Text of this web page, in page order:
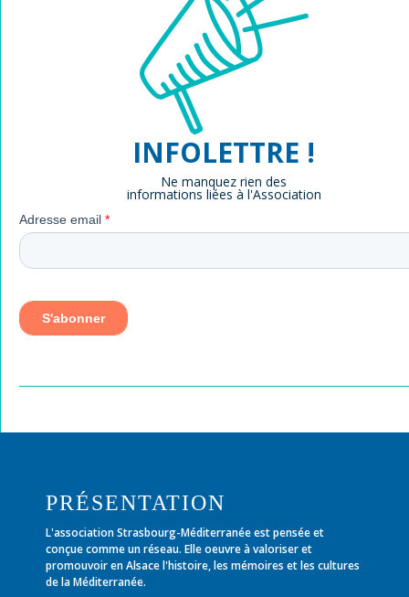
INFOLETTRE !
Ne manquez rien des
informations liées à l'Association
PRÉSENTATION
L'association Strasbourg-Méditerranée est pensée et
conçue comme un réseau. Elle oeuvre à valoriser et
promouvoir en Alsace l'histoire, les mémoires et les cultures
de la Méditerranée.